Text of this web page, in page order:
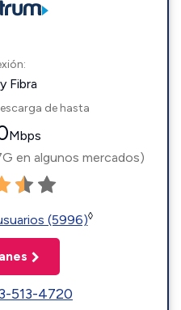
Fibra
de hasta
Mbps
en algunos mercados)
(5996)◊
513-4720